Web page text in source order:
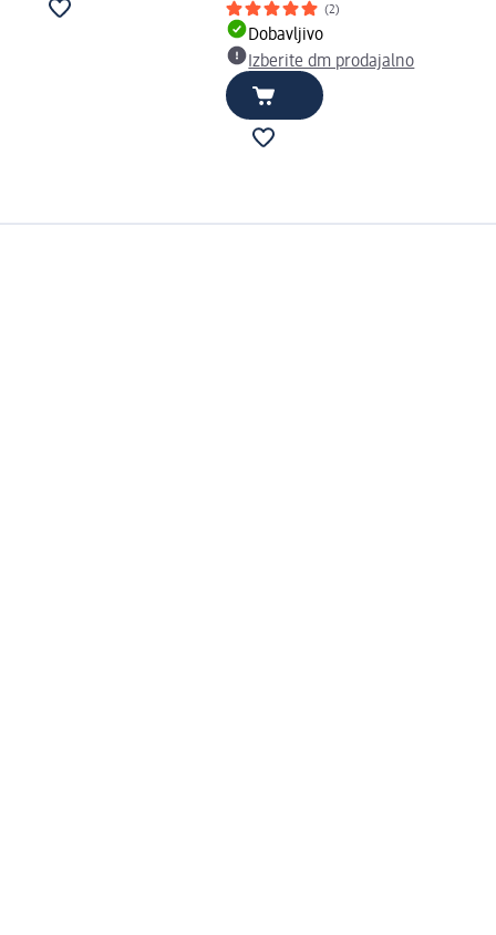
(2)
Dobavljivo
Izberite dm prodajalno